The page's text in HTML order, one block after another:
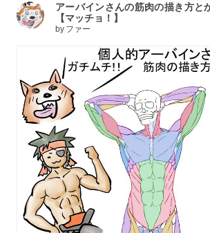
アーバインさんの筋肉の描き方と
【マッチョ！】
by ファー